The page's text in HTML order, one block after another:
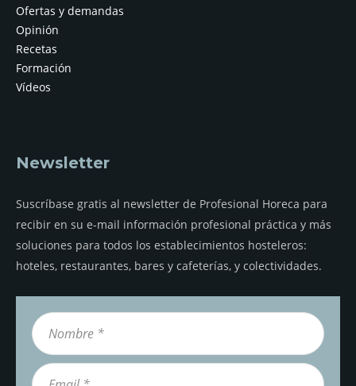
Ofertas y demandas
Opinión
Recetas
Formación
Vídeos
Newsletter
Suscríbase gratis al newsletter de Profesional Horeca para
recibir en su e-mail información profesional práctica y más
soluciones para todos los establecimientos hosteleros:
hoteles, restaurantes, bares y cafeterías, y colectividades.